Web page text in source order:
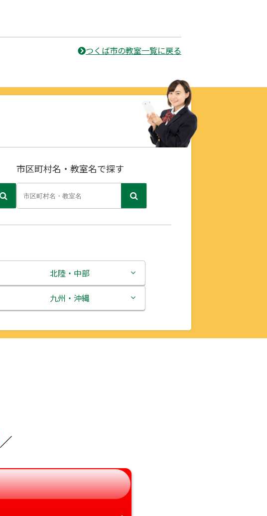
つくば市の教室一覧に戻る
市区町村名・教室名で探す
北陸・中部
新潟県
静岡県
愛知県
九州・沖縄
鹿児島県
沖縄県
／